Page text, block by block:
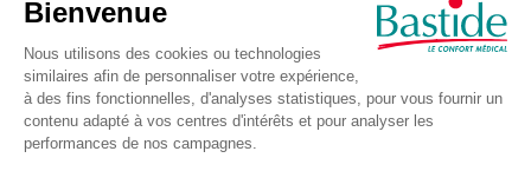
santé à Meaux
Professionnels de santé ? Découvrez notre espace pro
dans la boutique de Meaux. Notre sélection regroupe tout
le matériel médical professionnel nécessaire pour les
soins et pansements,l’hygiène et la désinfection